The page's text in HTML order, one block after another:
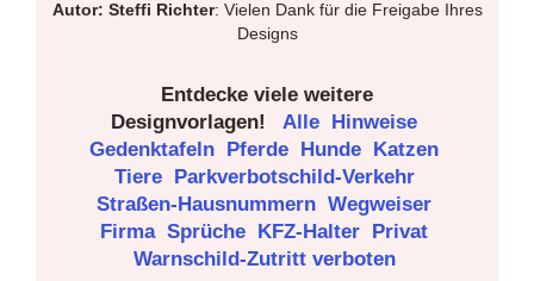
Autor: Steffi Richter: Vielen Dank für die Freigabe Ihres
Designs
Entdecke viele weitere
Designvorlagen!
Alle Hinweise
Gedenktafeln Pferde Hunde Katzen
Tiere Parkverbotschild-Verkehr
Straßen-Hausnummern Wegweiser
Firma Sprüche KFZ-Halter Privat
Warnschild-Zutritt verboten